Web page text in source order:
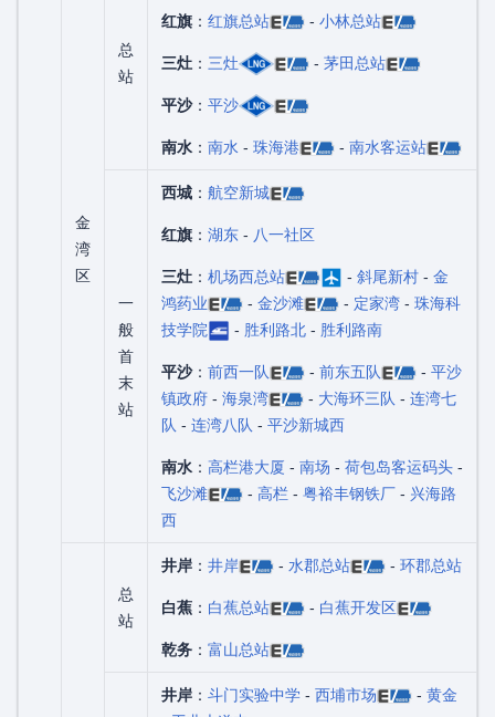
金
湾
区
总
站
红旗 ： 红旗总站 - 小林总站
三灶 ： 三灶 - 茅田总站
平沙： 平沙
南水 ： 南水 - 珠海港 - 南水客运站
一
般
首
末
站
西城 ： 航空新城
红旗 ： 湖东 - 八一社区
三灶 ： 机场西总站 - 斜尾新村 - 金
鸿药业
- 金沙滩 - 定家湾 - 珠海科
技学院
- 胜利路北 - 胜利路南
平沙： 前西一队 - 前东五队 - 平沙
镇政府 - 海泉湾 - 大海环三队 - 连湾七
队 - 连湾八队 - 平沙新城西
南水 ： 高栏港大厦 - 南场 - 荷包岛客运码头 -
飞沙滩
- 高栏 - 粤裕丰钢铁厂 - 兴海路
西
总
站
井岸 ： 井岸 - 水郡总站 - 环郡总站
白蕉 ： 白蕉总站 - 白蕉开发区
乾务 ： 富山总站
井岸 ： 斗门实验中学 - 西埔市场 - 黄金